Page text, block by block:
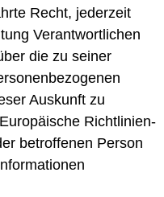
Recht, jederzeit
Verantwortlichen
die zu seiner
Auskunft zu
Richtlinien-
betroffenen Person